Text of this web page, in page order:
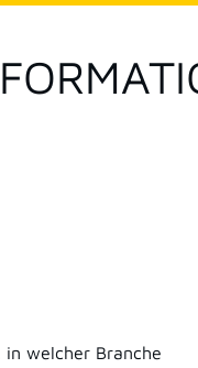
in welcher Branche